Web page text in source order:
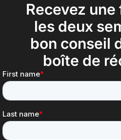
Recevez
les deux
bon conseil
boîte de